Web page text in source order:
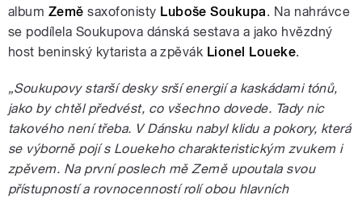
album Země saxofonisty Luboše Soukupa. Na nahrávce
se podílela Soukupova dánská sestava a jako hvězdný
host beninský kytarista a zpěvák Lionel Loueke.
„Soukupovy starší desky srší energií a kaskádami tónů,
jako by chtěl předvést, co všechno dovede. Tady nic
takového není třeba. V Dánsku nabyl klidu a pokory, která
se výborně pojí s Louekeho charakteristickým zvukem i
zpěvem. Na první poslech mě Země upoutala svou
přístupností a rovnocenností rolí obou hlavních